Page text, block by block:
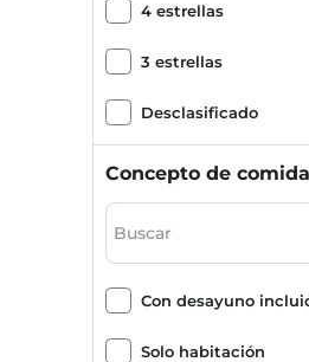
4 estrellas
3 estrellas
Desclasificado
Concepto de comida
Con desayuno
Solo habitación